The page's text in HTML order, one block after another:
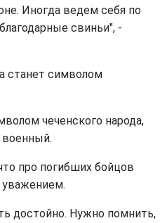
Иногда ведем себя по
свиньи", -
станет символом
чеченского народа,
про погибших бойцов
уважением.
достойно. Нужно помнить,